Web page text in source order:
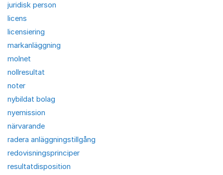
juridisk person
licens
licensiering
markanläggning
molnet
nollresultat
noter
nybildat bolag
nyemission
närvarande
radera anläggningstillgång
redovisningsprinciper
resultatdisposition